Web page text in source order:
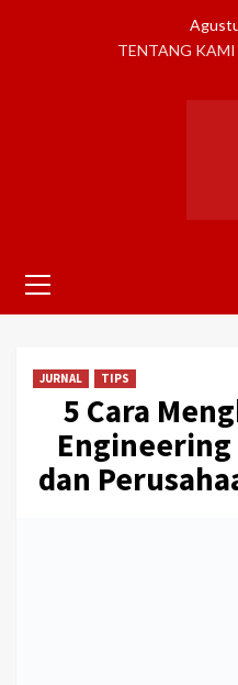
TENTANG KAMI
Menu
JURNAL TIPS
5 Cara
dan